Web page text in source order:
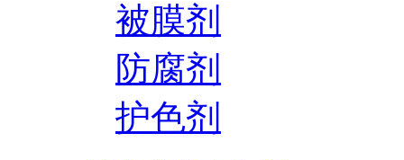
被膜剂
防腐剂
护色剂